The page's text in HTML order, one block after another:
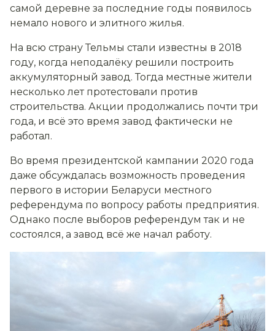
самой деревне за последние годы появилось
немало нового и элитного жилья.
На всю страну Тельмы стали известны в 2018
году, когда неподалёку решили построить
аккумуляторный завод. Тогда местные жители
несколько лет протестовали против
строительства. Акции продолжались почти три
года, и всё это время завод фактически не
работал.
Во время президентской кампании 2020 года
даже обсуждалась возможность проведения
первого в истории Беларуси местного
референдума по вопросу работы предприятия.
Однако после выборов референдум так и не
состоялся, а завод всё же начал работу.